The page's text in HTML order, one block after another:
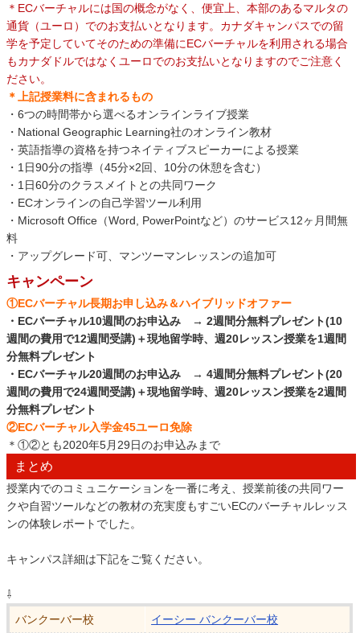
＊ECバーチャルには国の概念がなく、便宜上、本部のあるマルタの
通貨（ユーロ）でのお支払いとなります。カナダキャンパスでの留
学を予定していてそのための準備にECバーチャルを利用される場合
もカナダドルではなくユーロでのお支払いとなりますのでご注意く
ださい。
＊上記授業料に含まれるもの
・6つの時間帯から選べるオンラインライブ授業
・National Geographic Learning社のオンライン教材
・英語指導の資格を持つネイティブスピーカーによる授業
・1日90分の指導（45分×2回、10分の休憩を含む）
・1日60分のクラスメイトとの共同ワーク
・ECオンラインの自己学習ツール利用
・Microsoft Office（Word, PowerPointなど）のサービス12ヶ月間無
料
・アップグレード可、マンツーマンレッスンの追加可
キャンペーン
①ECバーチャル長期お申し込み＆ハイブリッドオファー
・ECバーチャル10週間のお申込み → 2週間分無料プレゼント(10
週間の費用で12週間受講)＋現地留学時、週20レッスン授業を1週間
分無料プレゼント
・ECバーチャル20週間のお申込み → 4週間分無料プレゼント(20
週間の費用で24週間受講)＋現地留学時、週20レッスン授業を2週間
分無料プレゼント
②ECバーチャル入学金45ユーロ免除
＊①②とも2020年5月29日のお申込みまで
まとめ
授業内でのコミュニケーションを一番に考え、授業前後の共同ワー
クや自習ツールなどの教材の充実度もすごいECのバーチャルレッス
ンの体験レポートでした。
キャンパス詳細は下記をご覧ください。
⇩
バンクーバー校
イーシー バンクーバー校